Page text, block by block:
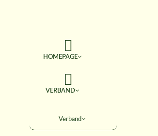
HOMEPAGE
VERBAND
Verband
TERMINE